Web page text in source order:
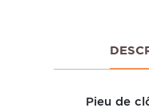
Pieu de